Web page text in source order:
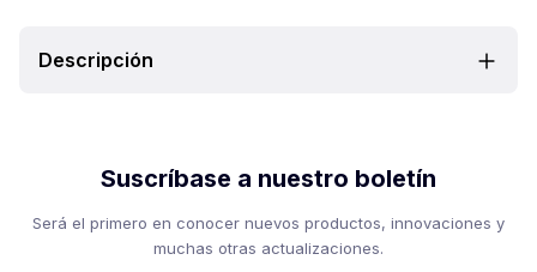
Descripción
Suscríbase a nuestro boletín
Será el primero en conocer nuevos productos, innovaciones y
muchas otras actualizaciones.